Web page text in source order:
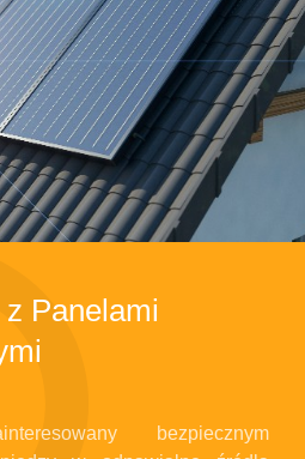
Panelami
bezpiecznym